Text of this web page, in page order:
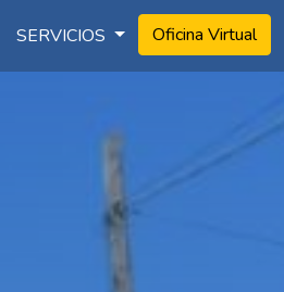
SERVICIOS Oficina Virtual